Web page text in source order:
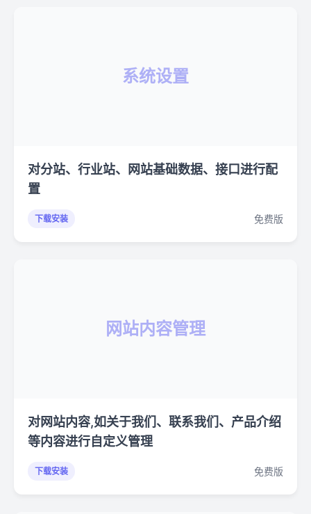
系统设置
对分站、行业站、网站基础数据、接口进行配
置
下载安装 免费版
网站内容管理
对网站内容,如关于我们、联系我们、产品介绍
等内容进行自定义管理
下载安装 免费版